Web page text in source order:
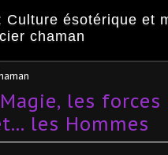
Culture ésotérique et
chaman
les
les Hommes